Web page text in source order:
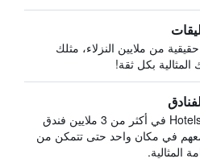
من ملايين النزلاء، مثلك
المثالية بكل ثقة!
يبحث HotelsCombined في أكثر من 3 ملايين فندق
في مكان واحد حتى تتمكن من
المثالية.